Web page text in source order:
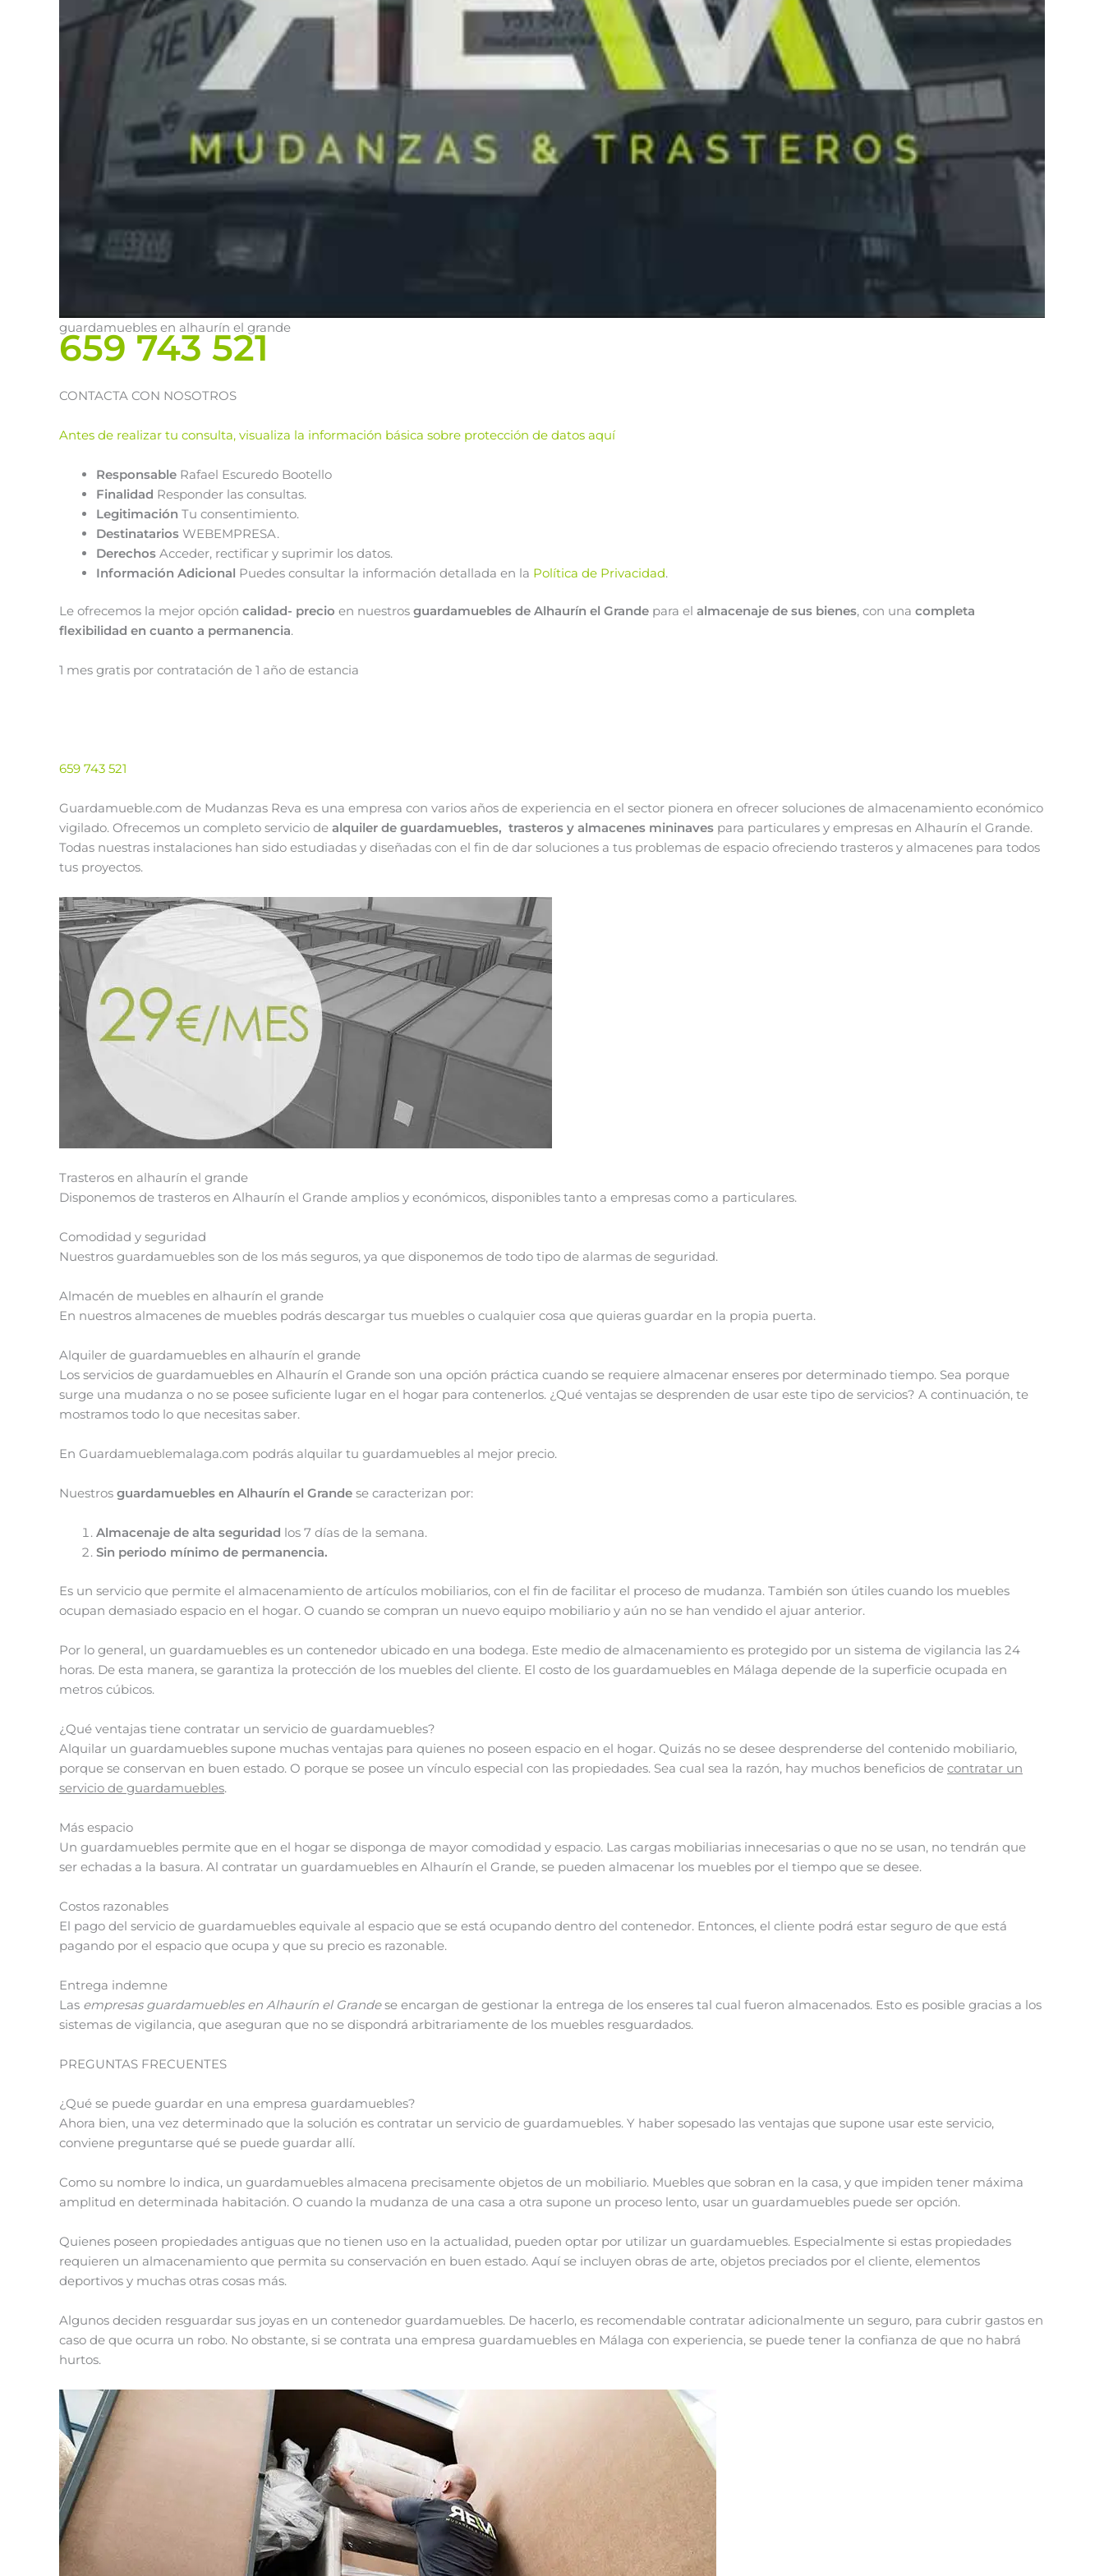
guardamuebles en alhaurín el grande
659 743 521
CONTACTA CON NOSOTROS
Antes de realizar tu consulta, visualiza la información básica sobre protección de datos aquí
Responsable Rafael Escuredo Bootello
Finalidad Responder las consultas.
Legitimación Tu consentimiento.
Destinatarios WEBEMPRESA.
Derechos Acceder, rectificar y suprimir los datos.
Información Adicional Puedes consultar la información detallada en la Política de Privacidad.
Le ofrecemos la mejor opción calidad- precio en nuestros guardamuebles de Alhaurín el Grande para el almacenaje de sus bienes, con una completa
flexibilidad en cuanto a permanencia.
1 mes gratis por contratación de 1 año de estancia
659 743 521
Guardamueble.com de Mudanzas Reva es una empresa con varios años de experiencia en el sector pionera en ofrecer soluciones de almacenamiento económico
vigilado. Ofrecemos un completo servicio de alquiler de guardamuebles, trasteros y almacenes mininaves para particulares y empresas en Alhaurín el Grande.
Todas nuestras instalaciones han sido estudiadas y diseñadas con el fin de dar soluciones a tus problemas de espacio ofreciendo trasteros y almacenes para todos
tus proyectos.
Trasteros en alhaurín el grande
Disponemos de trasteros en Alhaurín el Grande amplios y económicos, disponibles tanto a empresas como a particulares.
Comodidad y seguridad
Nuestros guardamuebles son de los más seguros, ya que disponemos de todo tipo de alarmas de seguridad.
Almacén de muebles en alhaurín el grande
En nuestros almacenes de muebles podrás descargar tus muebles o cualquier cosa que quieras guardar en la propia puerta.
Alquiler de guardamuebles en alhaurín el grande
Los servicios de guardamuebles en Alhaurín el Grande son una opción práctica cuando se requiere almacenar enseres por determinado tiempo. Sea porque
surge una mudanza o no se posee suficiente lugar en el hogar para contenerlos. ¿Qué ventajas se desprenden de usar este tipo de servicios? A continuación, te
mostramos todo lo que necesitas saber.
En Guardamueblemalaga.com podrás alquilar tu guardamuebles al mejor precio.
Nuestros guardamuebles en Alhaurín el Grande se caracterizan por:
Almacenaje de alta seguridad los 7 días de la semana.
Sin periodo mínimo de permanencia.
Es un servicio que permite el almacenamiento de artículos mobiliarios, con el fin de facilitar el proceso de mudanza. También son útiles cuando los muebles
ocupan demasiado espacio en el hogar. O cuando se compran un nuevo equipo mobiliario y aún no se han vendido el ajuar anterior.
Por lo general, un guardamuebles es un contenedor ubicado en una bodega. Este medio de almacenamiento es protegido por un sistema de vigilancia las 24
horas. De esta manera, se garantiza la protección de los muebles del cliente. El costo de los guardamuebles en Málaga depende de la superficie ocupada en
metros cúbicos.
¿Qué ventajas tiene contratar un servicio de guardamuebles?
Alquilar un guardamuebles supone muchas ventajas para quienes no poseen espacio en el hogar. Quizás no se desee desprenderse del contenido mobiliario,
porque se conservan en buen estado. O porque se posee un vínculo especial con las propiedades. Sea cual sea la razón, hay muchos beneficios de contratar un
servicio de guardamuebles.
Más espacio
Un guardamuebles permite que en el hogar se disponga de mayor comodidad y espacio. Las cargas mobiliarias innecesarias o que no se usan, no tendrán que
ser echadas a la basura. Al contratar un guardamuebles en Alhaurín el Grande, se pueden almacenar los muebles por el tiempo que se desee.
Costos razonables
El pago del servicio de guardamuebles equivale al espacio que se está ocupando dentro del contenedor. Entonces, el cliente podrá estar seguro de que está
pagando por el espacio que ocupa y que su precio es razonable.
Entrega indemne
Las empresas guardamuebles en Alhaurín el Grandese encargan de gestionar la entrega de los enseres tal cual fueron almacenados. Esto es posible gracias a los
sistemas de vigilancia, que aseguran que no se dispondrá arbitrariamente de los muebles resguardados.
PREGUNTAS FRECUENTES
¿Qué se puede guardar en una empresa guardamuebles?
Ahora bien, una vez determinado que la solución es contratar un servicio de guardamuebles. Y haber sopesado las ventajas que supone usar este servicio,
conviene preguntarse qué se puede guardar allí.
Como su nombre lo indica, un guardamuebles almacena precisamente objetos de un mobiliario. Muebles que sobran en la casa, y que impiden tener máxima
amplitud en determinada habitación. O cuando la mudanza de una casa a otra supone un proceso lento, usar un guardamuebles puede ser opción.
Quienes poseen propiedades antiguas que no tienen uso en la actualidad, pueden optar por utilizar un guardamuebles. Especialmente si estas propiedades
requieren un almacenamiento que permita su conservación en buen estado. Aquí se incluyen obras de arte, objetos preciados por el cliente, elementos
deportivos y muchas otras cosas más.
Algunos deciden resguardar sus joyas en un contenedor guardamuebles. De hacerlo, es recomendable contratar adicionalmente un seguro, para cubrir gastos en
caso de que ocurra un robo. No obstante, si se contrata una empresa guardamuebles en Málaga con experiencia, se puede tener la confianza de que no habrá
hurtos.